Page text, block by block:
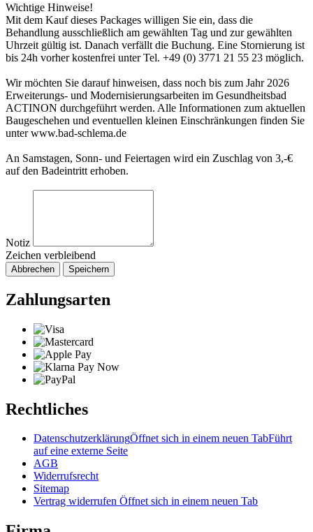
Wichtige Hinweise!
Mit dem Kauf dieses Packages willigen Sie ein, dass die
Behandlung ausschließlich am gewählten Tag und zur gewählten
Uhrzeit gültig ist. Danach verfällt die Buchung. Eine Stornierung ist
bis 24h vorher kostenfrei unter Tel. +49 (0) 3771 21 55 23 möglich.
Wir möchten Sie darauf hinweisen, dass noch bis zum Jahr 2026
Erweiterungs- und Modernisierungsarbeiten im Gesundheitsbad
ACTINON durchgeführt werden. Alle Informationen zum aktuellen
Baugeschehen und eventuellen kleinen Einschränkungen finden Sie
unter www.bad-schlema.de
An Samstagen, Sonn- und Feiertagen wird ein Zuschlag von 3,-€
auf den Badeintritt erhoben.
Notiz
Zeichen verbleibend
Abbrechen Speichern
Zahlungsarten
Rechtliches
DatenschutzerklärungÖffnet sich in einem neuen TabFührt
auf eine externe Seite
AGB
Widerrufsrecht
Sitemap
Vertrag widerrufen Öffnet sich in einem neuen Tab